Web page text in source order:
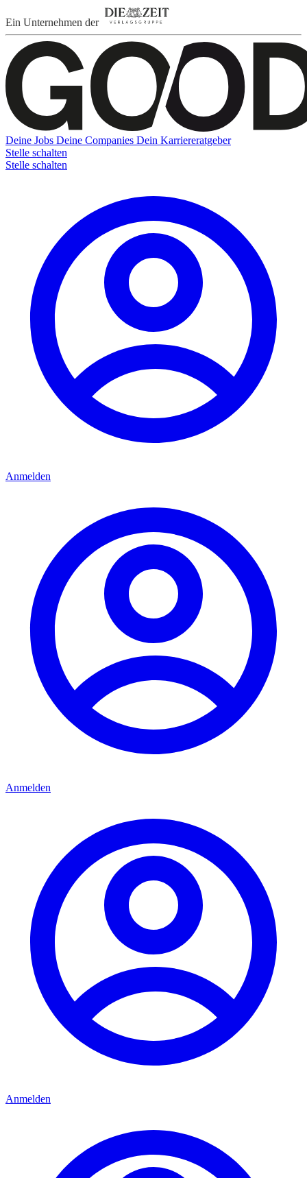
Ein Unternehmen der
Deine Jobs Deine Companies Dein Karriereratgeber
Stelle schalten
Stelle schalten
Anmelden
Anmelden
Anmelden